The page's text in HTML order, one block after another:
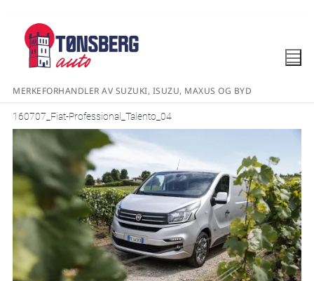
MERKEFORHANDLER AV SUZUKI, ISUZU, MAXUS OG BYD
160707_Fiat-Professional_Talento_04